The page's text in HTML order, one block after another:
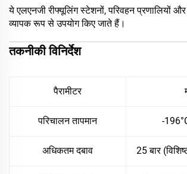
ये एलएनजी रीफ्यूलिंग स्टेशनों, परिवहन प्रणालियों
व्यापक रूप से उपयोग किए जाते हैं।
तकनीकी विनिर्देश
पैरामीटर
परिचालन तापमान -
अधिकतम दबाव 25 बार